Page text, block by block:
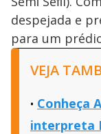
despejada e
para um
VEJA
Conheça
interpreta